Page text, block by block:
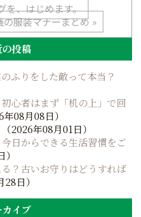
を、はじめます。
の服装マナーまとめ »
投稿
ふりをした敵って本当？
心者はまず「机の上」で回
年08月08日）
（2026年08月01日）
日からできる生活習慣をご
？古いお守りはどうすれば
28日）
カイブ